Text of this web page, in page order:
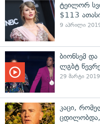
ტეილორ
$113
9 აპრილი
ბიონსემ
ლგბტ
29 მარტი
კაცი,
ცდილობდა,